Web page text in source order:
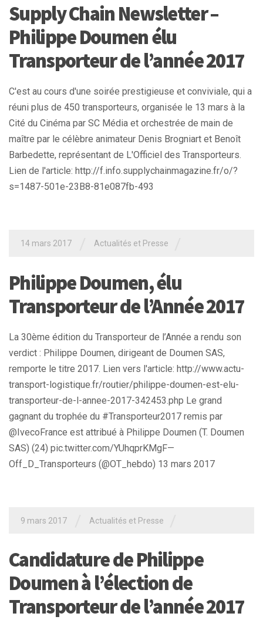
Supply Chain Newsletter –
Philippe Doumen élu
Transporteur de l’année 2017
C'est au cours d'une soirée prestigieuse et conviviale, qui a
réuni plus de 450 transporteurs, organisée le 13 mars à la
Cité du Cinéma par SC Média et orchestrée de main de
maître par le célèbre animateur Denis Brogniart et Benoît
Barbedette, représentant de L'Officiel des Transporteurs.
Lien de l'article: http://f.info.supplychainmagazine.fr/o/?
s=1487-501e-23B8-81e087fb-493
14 mars 2017 Actualités et Presse
Philippe Doumen, élu
Transporteur de l’Année 2017
La 30ème édition du Transporteur de l’Année a rendu son
verdict : Philippe Doumen, dirigeant de Doumen SAS,
remporte le titre 2017. Lien vers l'article: http://www.actu-
transport-logistique.fr/routier/philippe-doumen-est-elu-
transporteur-de-l-annee-2017-342453.php Le grand
gagnant du trophée du #Transporteur2017 remis par
@IvecoFrance est attribué à Philippe Doumen (T. Doumen
SAS) (24) pic.twitter.com/YUhqprKMgF—
Off_D_Transporteurs (@OT_hebdo) 13 mars 2017
9 mars 2017 Actualités et Presse
Candidature de Philippe
Doumen à l’élection de
Transporteur de l’année 2017